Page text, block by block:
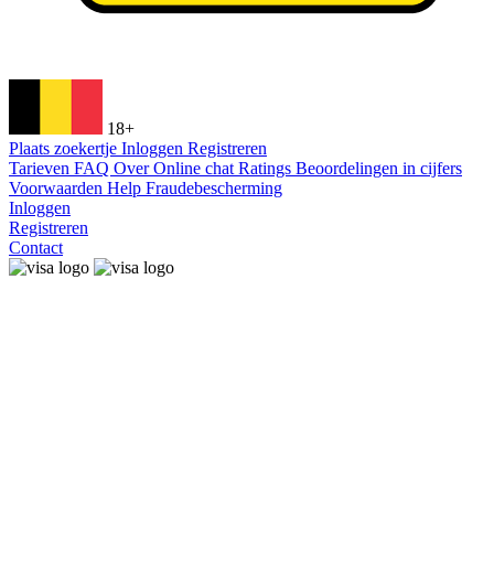
18+
Plaats zoekertje Inloggen Registreren
Tarieven FAQ OverOnline chat Ratings Beoordelingen in cijfers
Voorwaarden Help Fraudebescherming
Inloggen
Registreren
Contact